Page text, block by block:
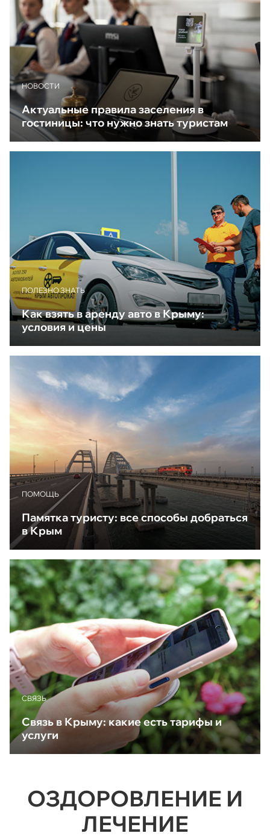
НОВОСТИ
Актуальные правила заселения в
гостиницы: что нужно знать туристам
ПОЛЕЗНО ЗНАТЬ
Как взять в аренду авто в Крыму:
условия и цены
ПОМОЩЬ
Памятка туристу: все способы добраться
в Крым
CВЯЗЬ
Связь в Крыму: какие есть тарифы и
услуги
ОЗДОРОВЛЕНИЕ И
ЛЕЧЕНИЕ